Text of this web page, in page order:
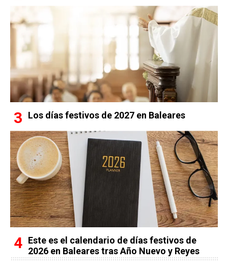
Los días festivos de 2027 en Baleares
Este es el calendario de días festivos de
2026 en Baleares tras Año Nuevo y Reyes